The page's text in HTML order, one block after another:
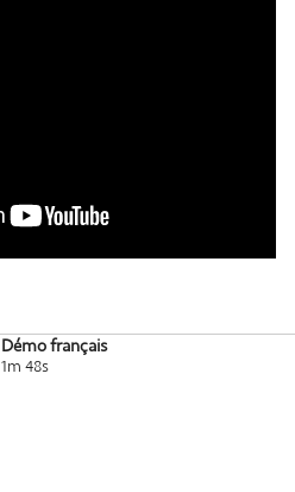
Démo français
1m 48s